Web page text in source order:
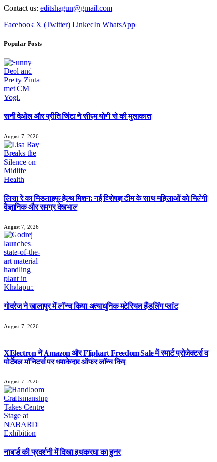
Contact us: editshagun@gmail.com
Facebook X (Twitter) LinkedIn WhatsApp
Popular Posts
सनी देओल और प्रीति जिंटा ने सीएम योगी से की मुलाकात
August 7, 2026
लिसा रे का मिडलाइफ हेल्थ मिशन: नई विशेषज्ञ टीम के साथ महिलाओं को मिलेगी
वैज्ञानिक और समग्र देखभाल
August 7, 2026
गोदरेज ने खालापुर में लॉन्च किया अत्याधुनिक मटेरियल हैंडलिंग प्लांट
August 7, 2026
XElectron ने Amazon और Flipkart Freedom Sale में स्मार्ट प्रोजेक्टर्स व
पोर्टेबल मॉनिटर्स पर धमाकेदार ऑफर लॉन्च किए
August 7, 2026
नाबार्ड की प्रदर्शनी में दिखा हथकरघा का हुनर